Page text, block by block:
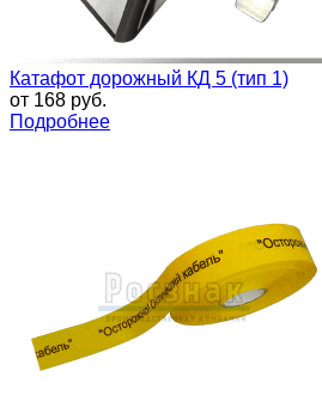
Катафот дорожный КД 5 (тип 1)
от 168 руб.
Подробнее